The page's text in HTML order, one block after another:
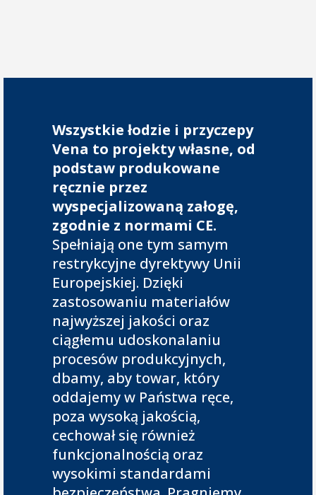
Wszystkie łodzie i przyczepy
Vena to projekty własne, od
podstaw produkowane
ręcznie przez
wyspecjalizowaną załogę,
zgodnie z normami CE.
Spełniają one tym samym
restrykcyjne dyrektywy Unii
Europejskiej. Dzięki
zastosowaniu materiałów
najwyższej jakości oraz
ciągłemu udoskonalaniu
procesów produkcyjnych,
dbamy, aby towar, który
oddajemy w Państwa ręce,
poza wysoką jakością,
cechował się również
funkcjonalnością oraz
wysokimi standardami